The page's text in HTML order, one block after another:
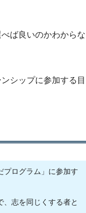
ば良いのかわからな
シップに参加する目
プログラム」に参加す
志を同じくする者と